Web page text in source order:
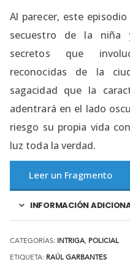
Al parecer, este
secuestro de la niña
secretos que
reconocidas de la
sagacidad que la
adentrará en el lado
riesgo su propia vida
luz toda la verdad.
Leer un Fragmento
INFORMACIÓN
CATEGORÍAS: INTRIGA, POLICIAL
ETIQUETA: RAÚL GARBANTES